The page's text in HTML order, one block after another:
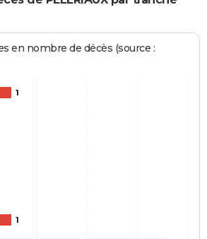
en nombre de décès (source :
1
1